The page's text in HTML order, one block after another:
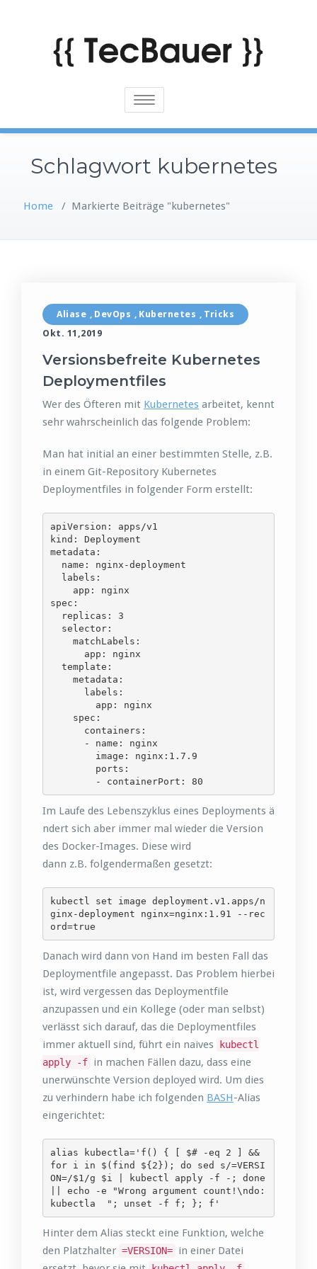
Toggle
Schlagwort kubernetes
Home / Markierte Beiträge "kubernetes"
Aliase , DevOps , Kubernetes , Tricks
Okt. 11,2019
Versionsbefreite Kubernetes
Deploymentfiles
Wer des Öfteren mit Kubernetes arbeitet, kennt
sehr wahrscheinlich das folgende Problem:
Man hat initial an einer bestimmten Stelle, z.B.
in einem Git-Repository Kubernetes
Deploymentfiles in folgender Form erstellt:
apiVersion: apps/v1
kind: Deployment
metadata:
spec:
        - containerPort: 80
Im Laufe des Lebenszyklus eines Deployments ä
ndert sich aber immer mal wieder die Version
des Docker-Images. Diese wird
dann z.B. folgendermaßen gesetzt:
kubectl set image deployment.v1.apps/n
ginx-deployment nginx=nginx:1.91 --rec
ord=true
Danach wird dann von Hand im besten Fall das
Deploymentfile angepasst. Das Problem hierbei
ist, wird vergessen das Deploymentfile
anzupassen und ein Kollege (oder man selbst)
verlässt sich darauf, das die Deploymentfiles
immer aktuell sind, führt ein naives
kubectl
apply -f in machen Fällen dazu, dass eine
unerwünschte Version deployed wird. Um dies
zu verhindern habe ich folgenden BASH-Alias
eingerichtet:
alias kubectla='f() { [ $# -eq 2 ] &&
for i in $(find ${2}); do sed s/=VERSI
ON=/$1/g $i | kubectl apply -f -; done
|| echo -e "Wrong argument count!\ndo:
kubectla  "; unset -f f; }; f'
Hinter dem Alias steckt eine Funktion, welche
den Platzhalter =VERSION= in einer Datei